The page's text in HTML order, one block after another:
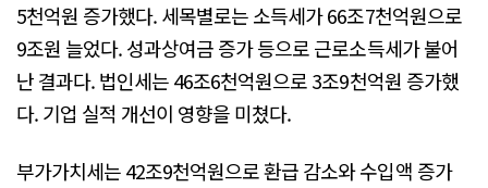
5천억원 증가했다. 세목별로는 소득세가 66조7천억원으로
9조원 늘었다. 성과상여금 증가 등으로 근로소득세가 불어
난 결과다. 법인세는 46조6천억원으로 3조9천억원 증가했
다. 기업 실적 개선이 영향을 미쳤다.
부가가치세는 42조9천억원으로 환급 감소와 수입액 증가